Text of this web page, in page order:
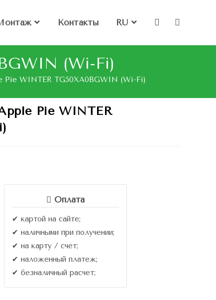
Контакты RU
(Wi-Fi)
Pie WINTER TG50XA0BGWIN (Wi-Fi)
Pie WINTER
Оплата
✔ картой на сайте;
✔ наличными при получении;
✔ на карту / счет;
✔ наложенный платеж;
✔ безналичный расчет;